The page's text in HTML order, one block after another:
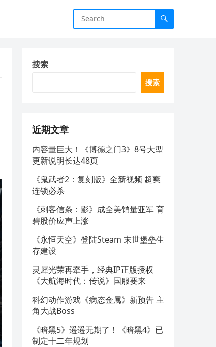
搜索
搜索
近期文章
内容量巨大！《博德之门3》8号大型
更新说明长达48页
《鬼武者2：复刻版》全新视频 超爽
连锁必杀
《刺客信条：影》成全美销量亚军 育
碧股价应声上涨
《永恒天空》登陆Steam 末世堡垒生
存建设
灵犀光荣再牵手，经典IP正版授权
《大航海时代：传说》国服要来
科幻动作游戏《病态金属》新预告 主
角大战Boss
《暗黑5》遥遥无期了！《暗黑4》已
制定十二年规划